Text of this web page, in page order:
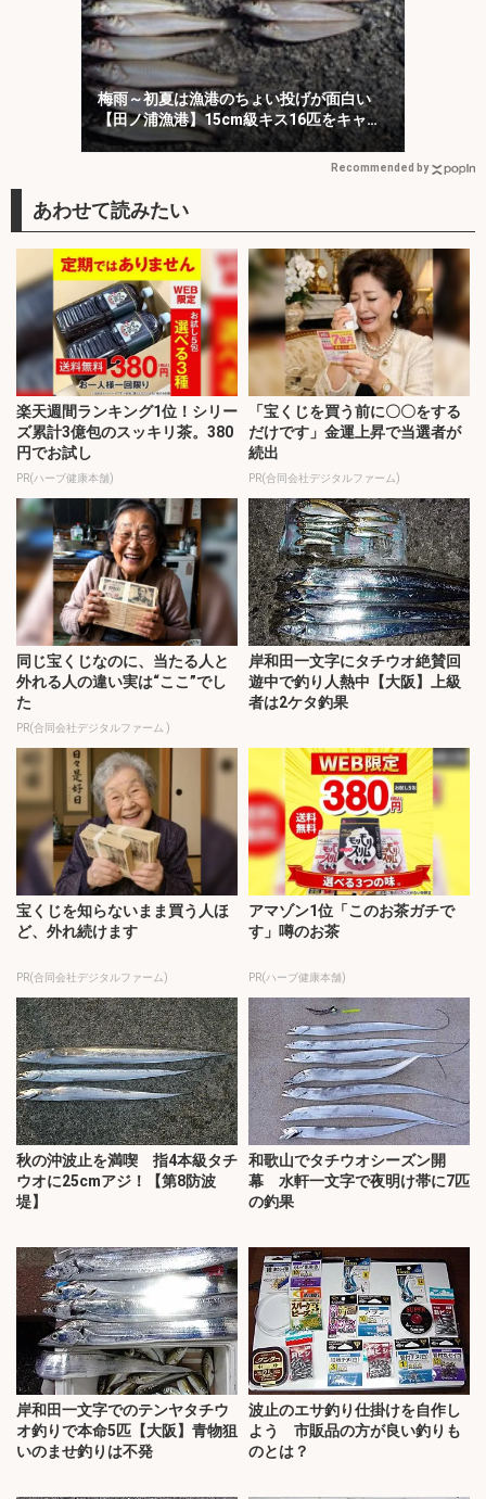
梅雨～初夏は漁港のちょい投げが面白い
【田ノ浦漁港】15cm級キス16匹をキャッ
チ！
Recommended by
楽天週間ランキング1位！シリー
ズ累計3億包のスッキリ茶。380
円でお試し
PR(ハーブ健康本舗)
「宝くじを買う前に〇〇をする
だけです」金運上昇で当選者が
続出
PR(合同会社デジタルファーム)
同じ宝くじなのに、当たる人と
外れる人の違い実は“ここ”でし
た
PR(合同会社デジタルファーム )
岸和田一文字にタチウオ絶賛回
遊中で釣り人熱中【大阪】上級
者は2ケタ釣果
宝くじを知らないまま買う人ほ
ど、外れ続けます
PR(合同会社デジタルファーム)
アマゾン1位「このお茶ガチで
す」噂のお茶
PR(ハーブ健康本舗)
秋の沖波止を満喫 指4本級タチ
ウオに25cmアジ！【第8防波
堤】
和歌山でタチウオシーズン開
幕 水軒一文字で夜明け帯に7匹
の釣果
岸和田一文字でのテンヤタチウ
オ釣りで本命5匹【大阪】青物狙
いのませ釣りは不発
波止のエサ釣り仕掛けを自作し
よう 市販品の方が良い釣りも
のとは？